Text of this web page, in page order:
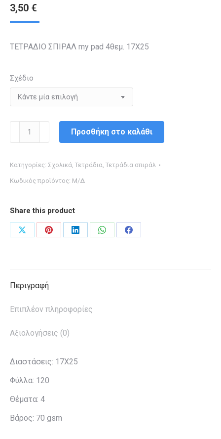
3,50 €
ΤΕΤΡΑΔΙΟ ΣΠΙΡΑΛ my pad 4θεμ. 17Χ25
Σχέδιο
ΤΕΤΡΑΔΙΟ
ΣΠΙΡΑΛ
17Χ25
my
ποσότητα
Προσθήκη στο καλάθι
Κατηγορίες: Σχολικά, Τετράδια, Τετράδια σπιράλ
Κωδικός προϊόντος: Μ/Δ
Share this product
Share
Share
Share
Share
Share
Περιγραφή
Επιπλέον πληροφορίες
Αξιολογήσεις (0)
Διαστάσεις: 17Χ25
Φύλλα: 120
Θέματα: 4
Βάρος: 70 gsm